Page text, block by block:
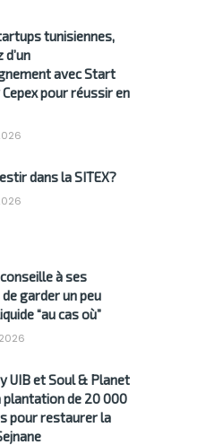
tunisiennes,
avec Start
pour réussir en
dans la SITEX?
à ses
garder un peu
“au cas où”
UIB et Soul & Planet
plantation de 20 000
pour restaurer la